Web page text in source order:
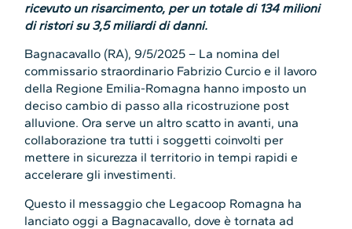
ricevuto un risarcimento, per un totale di 134 milioni
di ristori su 3,5 miliardi di danni.
Bagnacavallo (RA), 9/5/2025 – La nomina del
commissario straordinario Fabrizio Curcio e il lavoro
della Regione Emilia-Romagna hanno imposto un
deciso cambio di passo alla ricostruzione post
alluvione. Ora serve un altro scatto in avanti, una
collaborazione tra tutti i soggetti coinvolti per
mettere in sicurezza il territorio in tempi rapidi e
accelerare gli investimenti.
Questo il messaggio che Legacoop Romagna ha
lanciato oggi a Bagnacavallo, dove è tornata ad